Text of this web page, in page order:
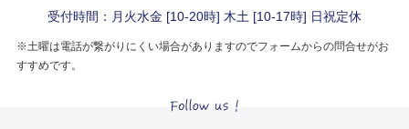
受付時間：月火水金 [10-20時] 木土 [10-17時] 日祝定休
※土曜は電話が繋がりにくい場合がありますのでフォームからの問合せがお
すすめです。